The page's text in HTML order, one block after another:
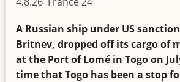
A Russian ship under US
Britnev, dropped off its cargo of
at the Port of Lomé in Togo on
time that Togo has been a stop